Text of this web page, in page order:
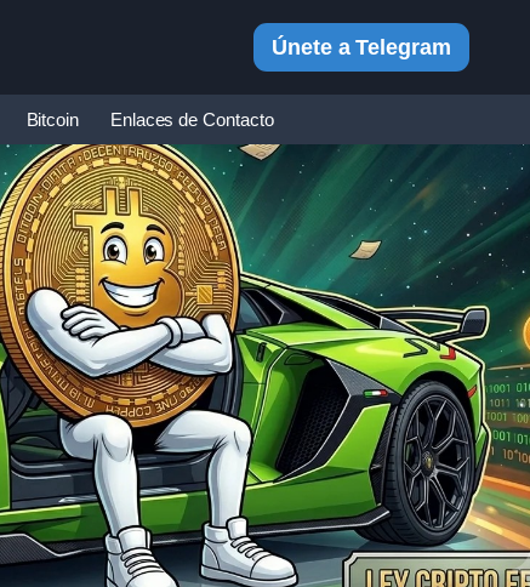
Únete a Telegram
Bitcoin Enlaces de Contacto